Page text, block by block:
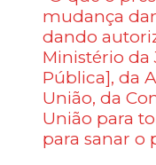
mudança
dando
Ministério da
Pública], da
União, da
União para
para sanar o